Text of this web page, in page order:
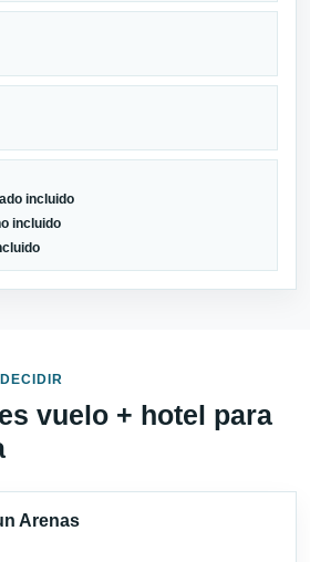
incluido
incluido
vuelo + hotel para
Arenas